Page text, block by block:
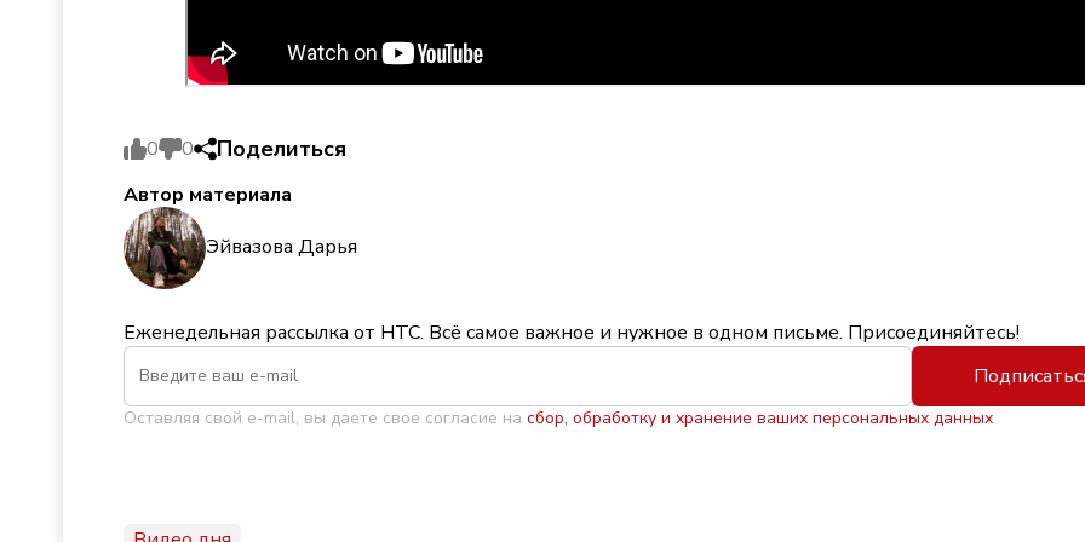
0 0 Поделиться
Автор материала
Эйвазова Дарья
Еженедельная рассылка от НТС. Всё самое важное и нужное в одном письме. Присоединяйтесь!
Оставляя свой e-mail, вы даете свое согласие на сбор, обработку и хранение ваших персональных данных